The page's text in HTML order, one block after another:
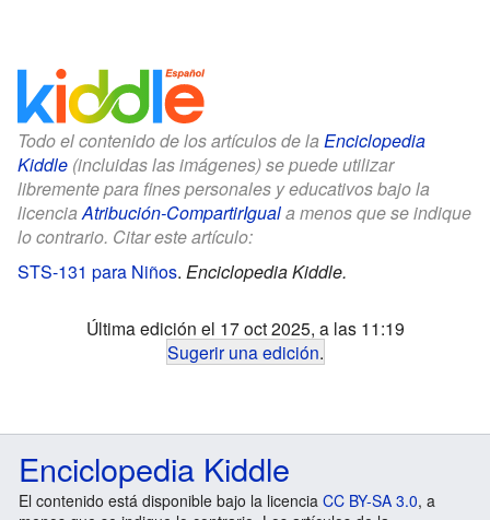
Todo el contenido de los artículos de la Enciclopedia
Kiddle (incluidas las imágenes) se puede utilizar
libremente para fines personales y educativos bajo la
licenciaAtribución-CompartirIguala menos que se indique
lo contrario. Citar este artículo:
STS-131 para Niños. Enciclopedia Kiddle.
Última edición el 17 oct 2025, a las 11:19
Sugerir una edición.
Enciclopedia Kiddle
El contenido está disponible bajo la licencia CC BY-SA 3.0, a